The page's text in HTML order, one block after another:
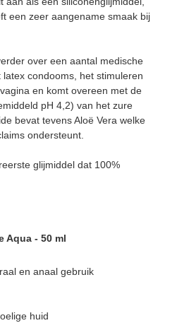
een zeer aangename smaak bij
over een aantal medische
condooms, het stimuleren
en komt overeen met de
pH 4,2) van het zure
bevat tevens Aloë Vera welke
ondersteunt.
glijmiddel dat 100%
Aqua - 50 ml
en anaal gebruik
huid